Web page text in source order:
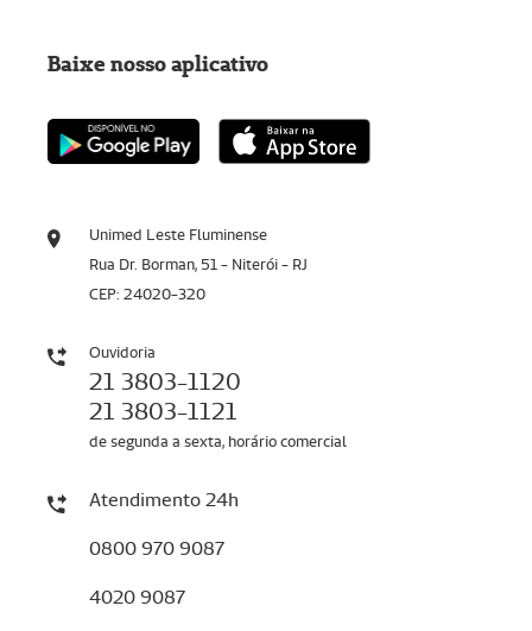
Unimed Leste Fluminense
Rua Dr. Borman, 51 - Niterói - RJ
CEP: 24020-320
Ouvidoria
21 3803-1120
21 3803-1121
de segunda a sexta, horário comercial
Atendimento 24h
0800 970 9087
4020 9087
Baixe nosso aplicativo